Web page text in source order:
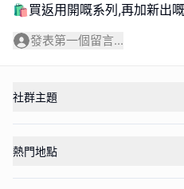
🛍️買返用開嘅系列,再加新出
發表第一個留言...
社群主題
熱門地點